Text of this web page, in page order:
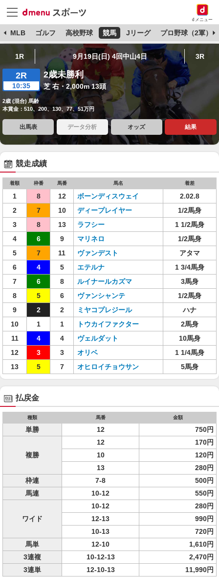
dメニュー
MLB ゴルフ 高校野球 競馬 Jリーグ プロ野球（2軍）
1R 9月19日(日) 4回中山4日 3R
2R
10:35
2歳未勝利
芝 右・2,000m 13頭
2歳 (混合) 馬齢
本賞金：510、200、130、77、51万円
出馬表 データ分析 オッズ 結果
競走成績
着順 枠番 馬番 馬名 着差
1 8 12 ボーンディスウェイ
2.02.8
2
7 10 ディープレイヤー
1/2馬身
3
8 13 ラフシー
1 1/2馬身
4
6 9 マリネロ
1/2馬身
5
7 11 ヴァンデスト
アタマ
6
4 5 エテルナ
1 3/4馬身
7
6 8 ルイナールカズマ
3馬身
8
5 6 ヴァンシャンテ
1/2馬身
9
2 2 ミヤコプレジール
ハナ
10
1 1 トウカイファクター
2馬身
11
4 4 ヴェルダット
10馬身
12
3 3 オリベ
1 1/4馬身
13
5 7 オヒロイチョウサン 5馬身
払戻金
種類 馬番 金額
単勝 12 750円
複勝
12
170円
10
120円
13
280円
枠連
7-8
500円
馬連
10-12 550円
ワイド
10-12
280円
12-13
990円
10-13
720円
馬単
12-10
1,610円
3連複
10-12-13
2,470円
3連単
12-10-13 11,990円